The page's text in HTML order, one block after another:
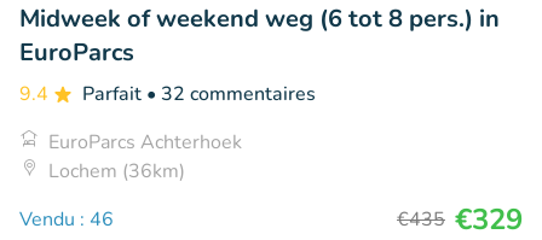
Midweek of weekend weg (6 tot 8 pers.) in
EuroParcs
9.4 Parfait • 32 commentaires
EuroParcs Achterhoek
Lochem (36km)
Vendu : 46
€435 €329